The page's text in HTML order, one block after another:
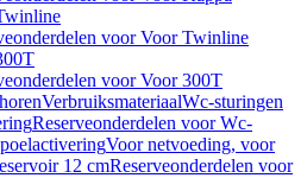
voor Voor Twinline
voor Voor 300T
VerbruiksmateriaalWc-sturingen
Reserveonderdelen voor Wc-
Voor netvoeding, voor
12 cmReserveonderdelen voor